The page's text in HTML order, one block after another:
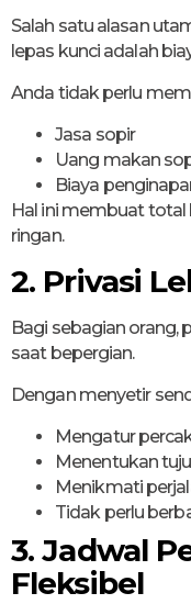
Salah satu alasan
lepas kunci adalah
Anda tidak perlu
Jasa sopir
Uang makan
Biaya
Hal ini membuat total
ringan.
2. Privasi
Bagi sebagian orang,
saat bepergian.
Dengan menyetir
Mengatur
Menentukan
Menikmati
Tidak perlu
3. Jadwal
Fleksibel